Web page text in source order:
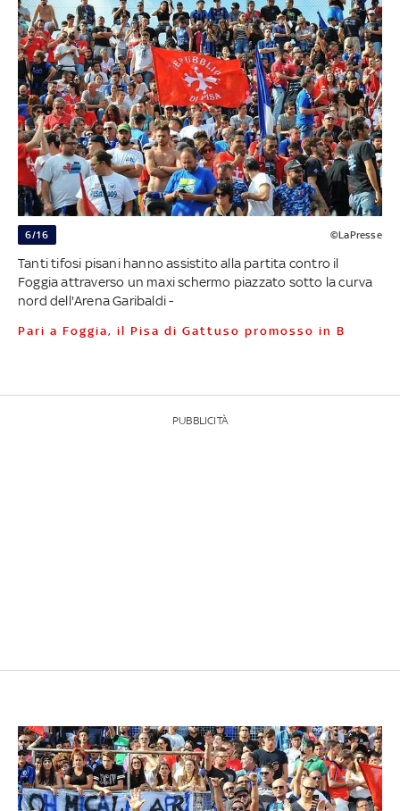
6/16 ©LaPresse
Tanti tifosi pisani hanno assistito alla partita contro il
Foggia attraverso un maxi schermo piazzato sotto la curva
nord dell'Arena Garibaldi -
Pari a Foggia, il Pisa di Gattuso promosso in B
PUBBLICITÀ